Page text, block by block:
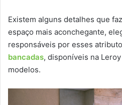
Existem alguns detalhes que
espaço mais aconchegante,
responsáveis por esses
bancadas, disponíveis na
modelos.